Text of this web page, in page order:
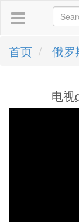
首页 俄罗
电视